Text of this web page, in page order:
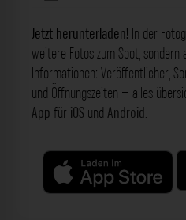
Jetzt herunterladen! In der
weitere Fotos zum Spot,
Informationen: Veröffentlicher,
und Öffnungszeiten – alles
App für iOS und Android.